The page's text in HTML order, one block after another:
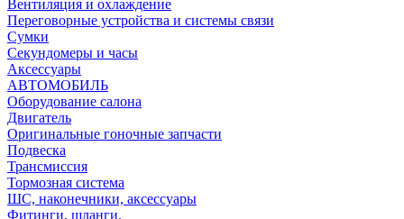
Вентиляция и охлаждение
Переговорные устройства и системы связи
Сумки
Секундомеры и часы
Аксессуары
АВТОМОБИЛЬ
Оборудование салона
Двигатель
Оригинальные гоночные запчасти
Подвеска
Трансмиссия
Тормозная система
ШС, наконечники, аксессуары
Фитинги, шланги.